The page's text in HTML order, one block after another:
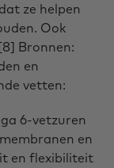
ze helpen
Ook
Bronnen:
en
vetten:
6-vetzuren
en
en flexibiliteit